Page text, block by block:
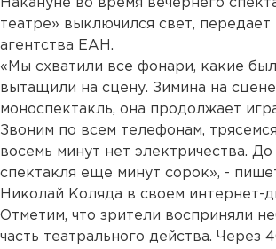
Накануне во время вечернего
театре» выключился свет,
агентства ЕАН.
«Мы схватили все фонари, какие
вытащили на сцену. Зимина на
моноспектакль, она продолжает
Звоним по всем телефонам,
восемь минут нет электричества. До
спектакля еще минут сорок», -
Николай Коляда в своем интернет-
Отметим, что зрители восприняли
часть театрального действа. Через